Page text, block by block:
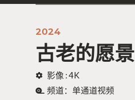
2024
古老的愿景
影像 : 4K
频道：单通道视频